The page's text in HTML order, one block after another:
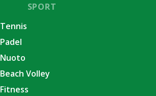
SPORT
Tennis
Padel
Nuoto
Beach Volley
Fitness